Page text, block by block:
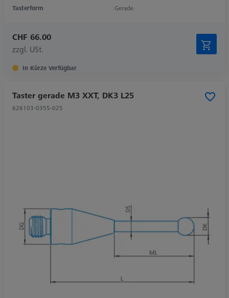
Tasterform
Gerade
CHF 66.00
zzgl. USt.
In Kürze Verfügbar
Taster gerade M3 XXT, DK3 L25
626103-0355-025